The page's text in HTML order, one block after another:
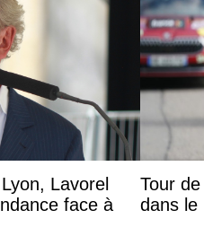
Lavorel
face à
Tour
dans le